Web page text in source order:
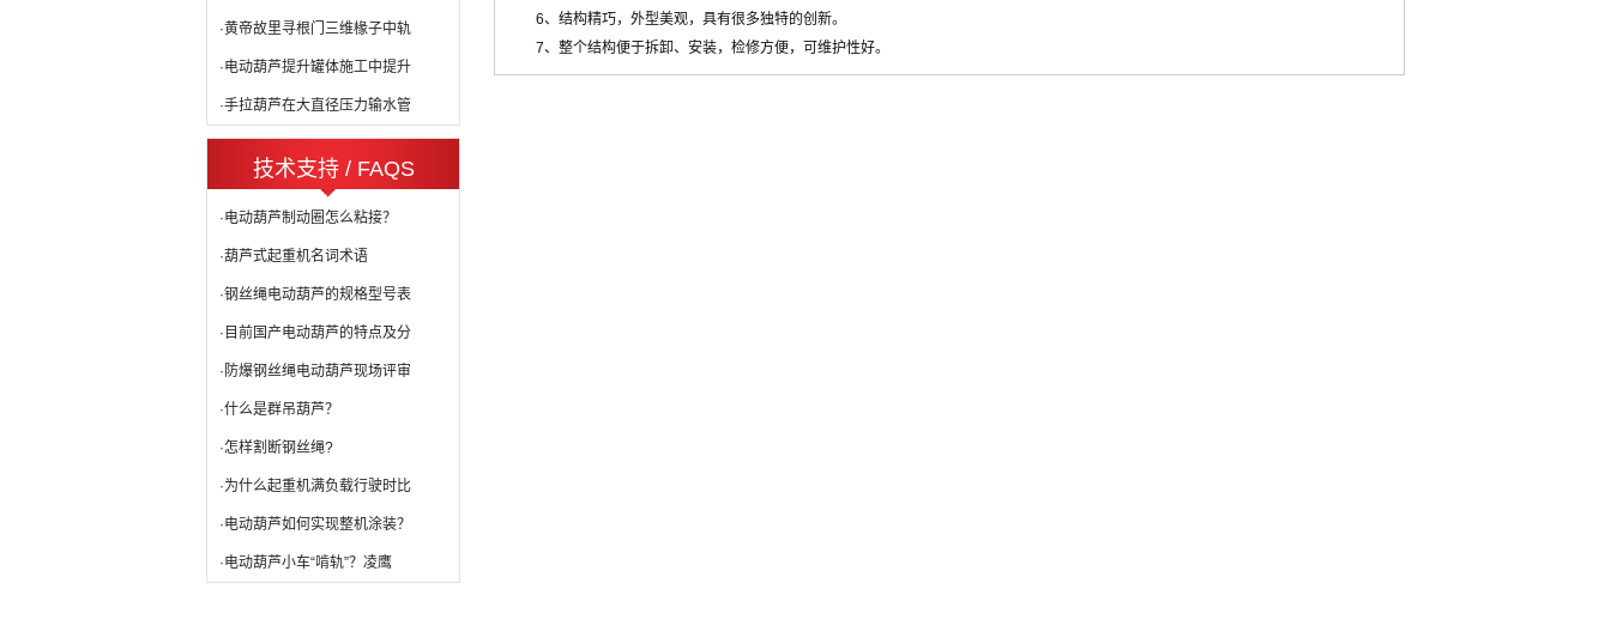
·黄帝故里寻根门三维椽子中轨
·电动葫芦提升罐体施工中提升
·手拉葫芦在大直径压力输水管
技术支持 / FAQS
·电动葫芦制动圈怎么粘接？
·葫芦式起重机名词术语
·钢丝绳电动葫芦的规格型号表
·目前国产电动葫芦的特点及分
·防爆钢丝绳电动葫芦现场评审
·什么是群吊葫芦？
·怎样割断钢丝绳?
·为什么起重机满负载行驶时比
·电动葫芦如何实现整机涂装？
·电动葫芦小车“啃轨”？凌鹰
6、结构精巧，外型美观，具有很多独特的创新。
7、整个结构便于拆卸、安装，检修方便，可维护性好。